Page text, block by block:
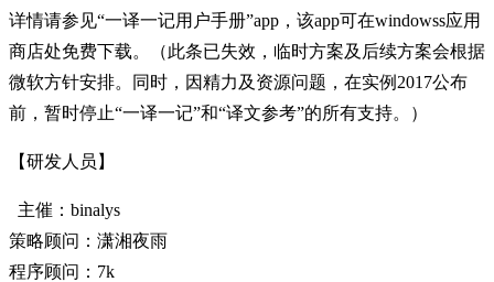
详情请参见“一译一记用户手册”app，该app可在windowss应用
商店处免费下载。（此条已失效，临时方案及后续方案会根据
微软方针安排。同时，因精力及资源问题，在实例2017公布
前，暂时停止“一译一记”和“译文参考”的所有支持。）
【研发人员】
主催：binalys
策略顾问：潇湘夜雨
程序顾问：7k